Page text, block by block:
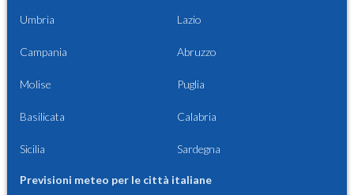
Umbria Lazio
Campania Abruzzo
Molise Puglia
Basilicata Calabria
Sicilia Sardegna
Previsioni meteo per le città italiane